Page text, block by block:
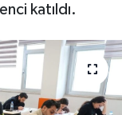
katıldı.